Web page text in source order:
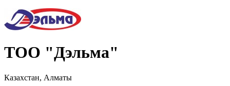
ТОО "Дэльма"
Казахстан, Алматы